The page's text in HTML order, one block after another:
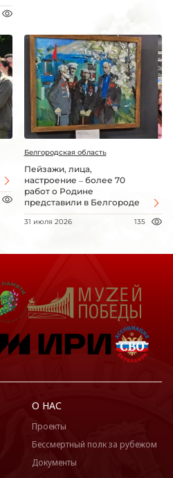
Белгородская область
Пейзажи, лица,
настроение – более 70
работ о Родине
представили в Белгороде
31 июля 2026 135
О НАС
Проекты
Бессмертный полк за рубежом
Документы